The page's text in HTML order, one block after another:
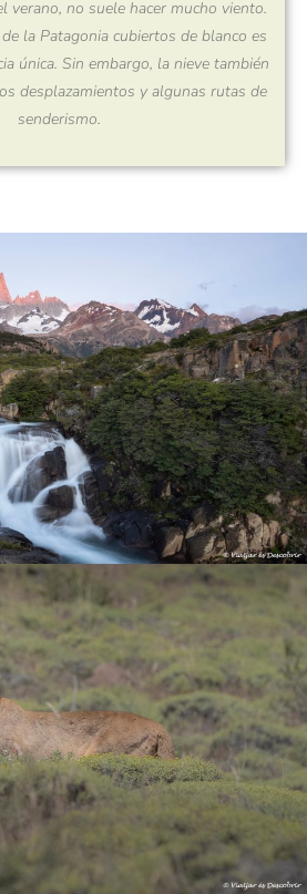
verano, no suele hacer mucho viento.
la Patagonia cubiertos de blanco es
única. Sin embargo, la nieve también
desplazamientos y algunas rutas de
senderismo.